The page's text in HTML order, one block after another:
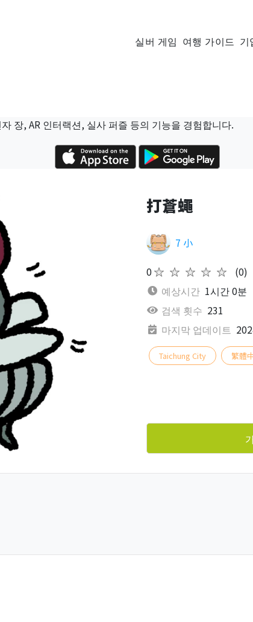
실버 게임 여행 가이드 기
장, AR 인터랙션, 실사 퍼즐 등의 기능을 경험합니다.
打蒼蠅
7 小
0★★★★★
(0)
예상시간 1시간 0분
검색 횟수 231
마지막 업데이트
Taichung City 繁體